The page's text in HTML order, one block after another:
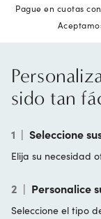
Pague en cuotas
sido tan
1 | Seleccione
Elija su necesidad
2 | Personalice
Seleccione el tipo